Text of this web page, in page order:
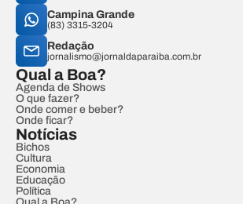
Campina Grande
(83) 3315-3204
Redação
jornalismo@jornaldaparaiba.com.br
Qual a Boa?
Agenda de Shows
O que fazer?
Onde comer e beber?
Onde ficar?
Notícias
Bichos
Cultura
Economia
Educação
Política